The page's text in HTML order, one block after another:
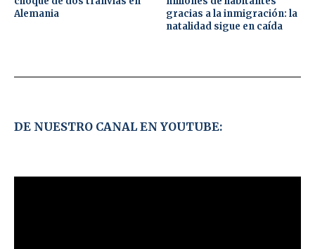
Alemania
gracias a la inmigración: la
natalidad sigue en caída
DE NUESTRO CANAL EN YOUTUBE: